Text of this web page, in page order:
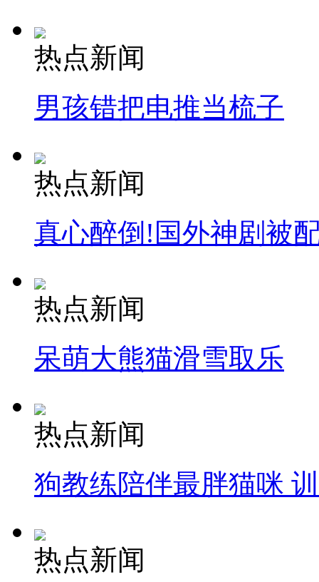
热点新闻
男孩错把电推当梳子
热点新闻
真心醉倒!国外神剧被
热点新闻
呆萌大熊猫滑雪取乐
热点新闻
狗教练陪伴最胖猫咪
热点新闻